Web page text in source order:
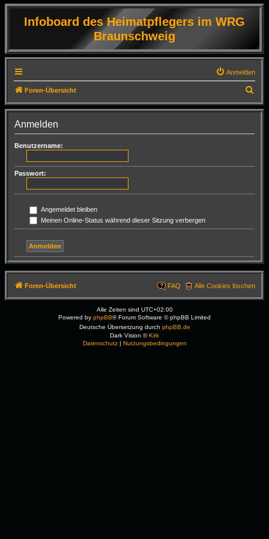
Infoboard des Heimatpflegers im WRG
Braunschweig
Anmelden
Foren-Übersicht
u
Anmelden
Benutzername:
Passwort:
Angemeldet bleiben
Meinen Online-Status während dieser Sitzung verbergen
Foren-Übersicht Alle Cookies löschen
FAQ
Alle Zeiten sind UTC+02:00
Powered by phpBB® Forum Software © phpBB Limited
Deutsche Übersetzung durch phpBB.de
Dark Vision ©Kirk
Datenschutz| Nutzungsbedingungen